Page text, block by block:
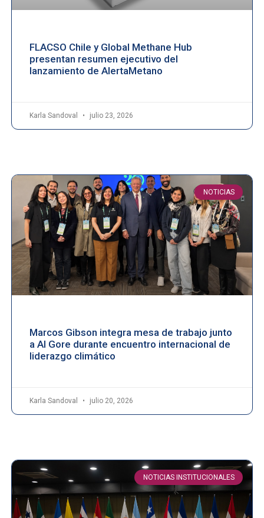
FLACSO Chile y Global Methane Hub
presentan resumen ejecutivo del
lanzamiento de AlertaMetano
Karla Sandoval julio 23, 2026
NOTICIAS
Marcos Gibson integra mesa de trabajo junto
a Al Gore durante encuentro internacional de
liderazgo climático
Karla Sandoval julio 20, 2026
NOTICIAS INSTITUCIONALES